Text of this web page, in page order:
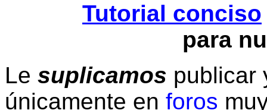
Tutorial conciso
para
Le suplicamos publicar
únicamente en foros